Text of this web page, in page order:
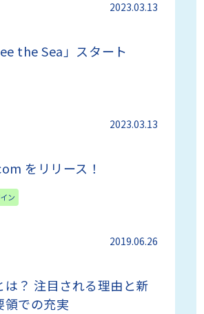
2023.03.13
the Sea」スタート
2023.03.13
をリリース！
ン
2019.06.26
は？ 注目される理由と新
領での充実